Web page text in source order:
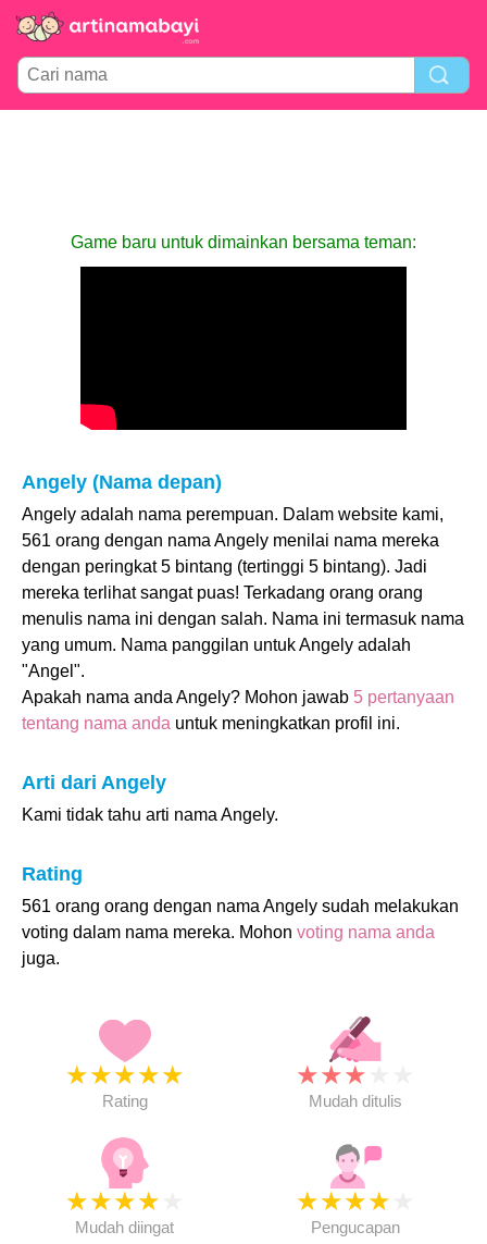
Game baru untuk dimainkan bersama teman:
Angely (Nama depan)
Angely adalah nama perempuan. Dalam website kami,
561 orang dengan nama Angely menilai nama mereka
dengan peringkat 5 bintang (tertinggi 5 bintang). Jadi
mereka terlihat sangat puas! Terkadang orang orang
menulis nama ini dengan salah. Nama ini termasuk nama
yang umum. Nama panggilan untuk Angely adalah
"Angel".
Apakah nama anda Angely? Mohon jawab 5 pertanyaan
tentang nama anda untuk meningkatkan profil ini.
Arti dari Angely
Kami tidak tahu arti nama Angely.
Rating
561 orang orang dengan nama Angely sudah melakukan
voting dalam nama mereka. Mohon voting nama anda
juga.
★★★★★
Rating
★★★
Mudah ditulis
★★★★
Mudah diingat
★★★★
Pengucapan